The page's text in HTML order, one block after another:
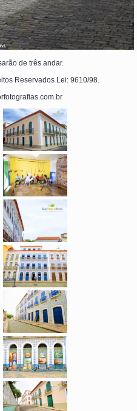
de três andar.
Reservados Lei: 9610/98.